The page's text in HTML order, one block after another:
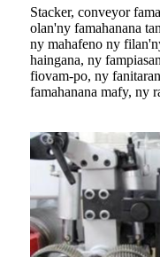
Stacker, conveyor
olan'ny famahanana
ny mahafeno ny
haingana, ny
fiovam-po, ny
famahanana mafy, ny